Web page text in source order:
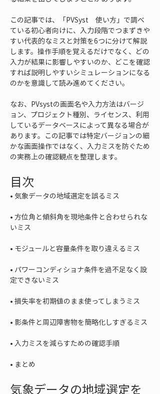
この記事では、「PVSyst　使い方」で調べ
ている初心者向けに、入力段階でつまずきや
すい代表的なミスと対策を6つに分けて解説
します。操作手順を覚えるだけでなく、どの
入力が結果に影響しやすいのか、どこを確認
すれば説明しやすいシミュレーションになる
のかを意識して読み進めてください。
なお、PVsystの画面名や入力方法はバージ
ョン、プロジェクト種別、ライセンス、利用
しているデータベースによって異なる場合が
あります。この記事では特定バージョンの細
かな画面操作ではなく、入力ミスを防ぐため
の実務上の確認観点を整理します。
目次
•
• 方位角と傾斜角を現地条件と合わせられな
•
• パワーコンディショナ条件を過不足なく設
•
•
•
• まとめ
気象データの地域選定を